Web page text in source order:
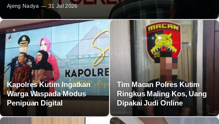
Ajeng Nadya 31 Jul 2026
Kapolres Kutim Ingatkan
Warga Waspada Modus
Penipuan Digital
Tim Macan Polres Kutim
Ringkus Maling Kos, Uang
Dipakai Judi Online